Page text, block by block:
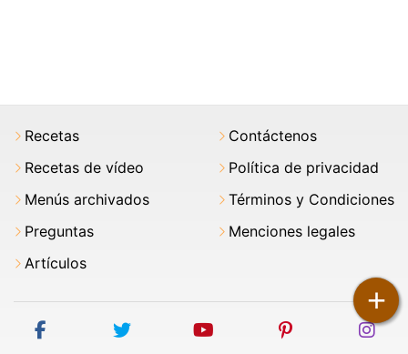
+
Recetas
Recetas de vídeo
Menús archivados
Preguntas
Artículos
Contáctenos
Política de privacidad
Términos y Condiciones
Menciones legales
facebook twitter youtube pinterest